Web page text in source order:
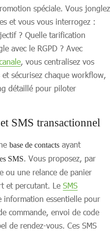
spéciale. Vous jonglez
et vous vous interrogez :
? Quelle tarification
avec le RGPD ? Avec
, vous centralisez vos
sécurisez chaque workflow,
détaillé pour piloter
SMS transactionnel
base de contacts ayant
SMS. Vous proposez, par
ou une relance de panier
et percutant. Le SMS
information essentielle pour
commande, envoi de code
de rendez-vous. Ces SMS